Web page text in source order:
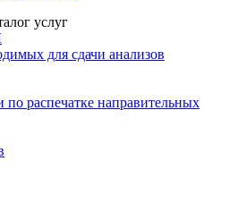
услуг
для сдачи анализов
распечатке направительных